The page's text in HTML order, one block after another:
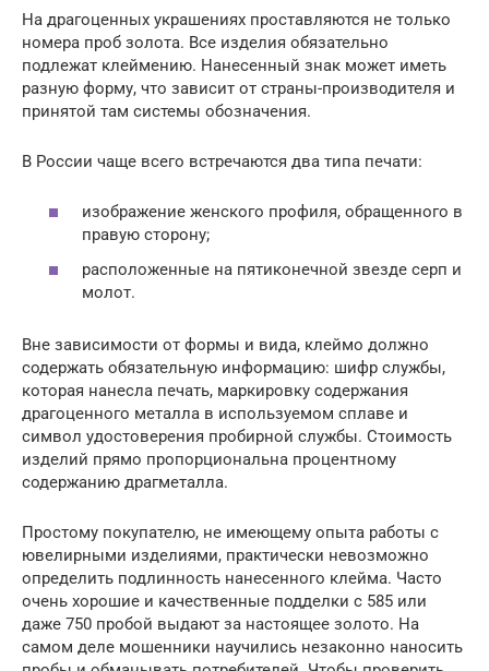
На драгоценных украшениях проставляются не только
номера проб золота. Все изделия обязательно
подлежат клеймению. Нанесенный знак может иметь
разную форму, что зависит от страны-производителя и
принятой там системы обозначения.
В России чаще всего встречаются два типа печати:
изображение женского профиля, обращенного в
правую сторону;
расположенные на пятиконечной звезде серп и
молот.
Вне зависимости от формы и вида, клеймо должно
содержать обязательную информацию: шифр службы,
которая нанесла печать, маркировку содержания
драгоценного металла в используемом сплаве и
символ удостоверения пробирной службы. Стоимость
изделий прямо пропорциональна процентному
содержанию драгметалла.
Простому покупателю, не имеющему опыта работы с
ювелирными изделиями, практически невозможно
определить подлинность нанесенного клейма. Часто
очень хорошие и качественные подделки с 585 или
даже 750 пробой выдают за настоящее золото. На
самом деле мошенники научились незаконно наносить